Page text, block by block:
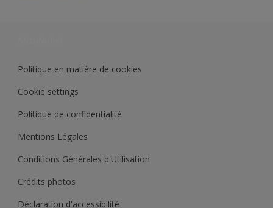
Politique en matière de cookies
Cookie settings
Politique de confidentialité
Mentions Légales
Conditions Générales d'Utilisation
Crédits photos
Déclaration d'accessibilité